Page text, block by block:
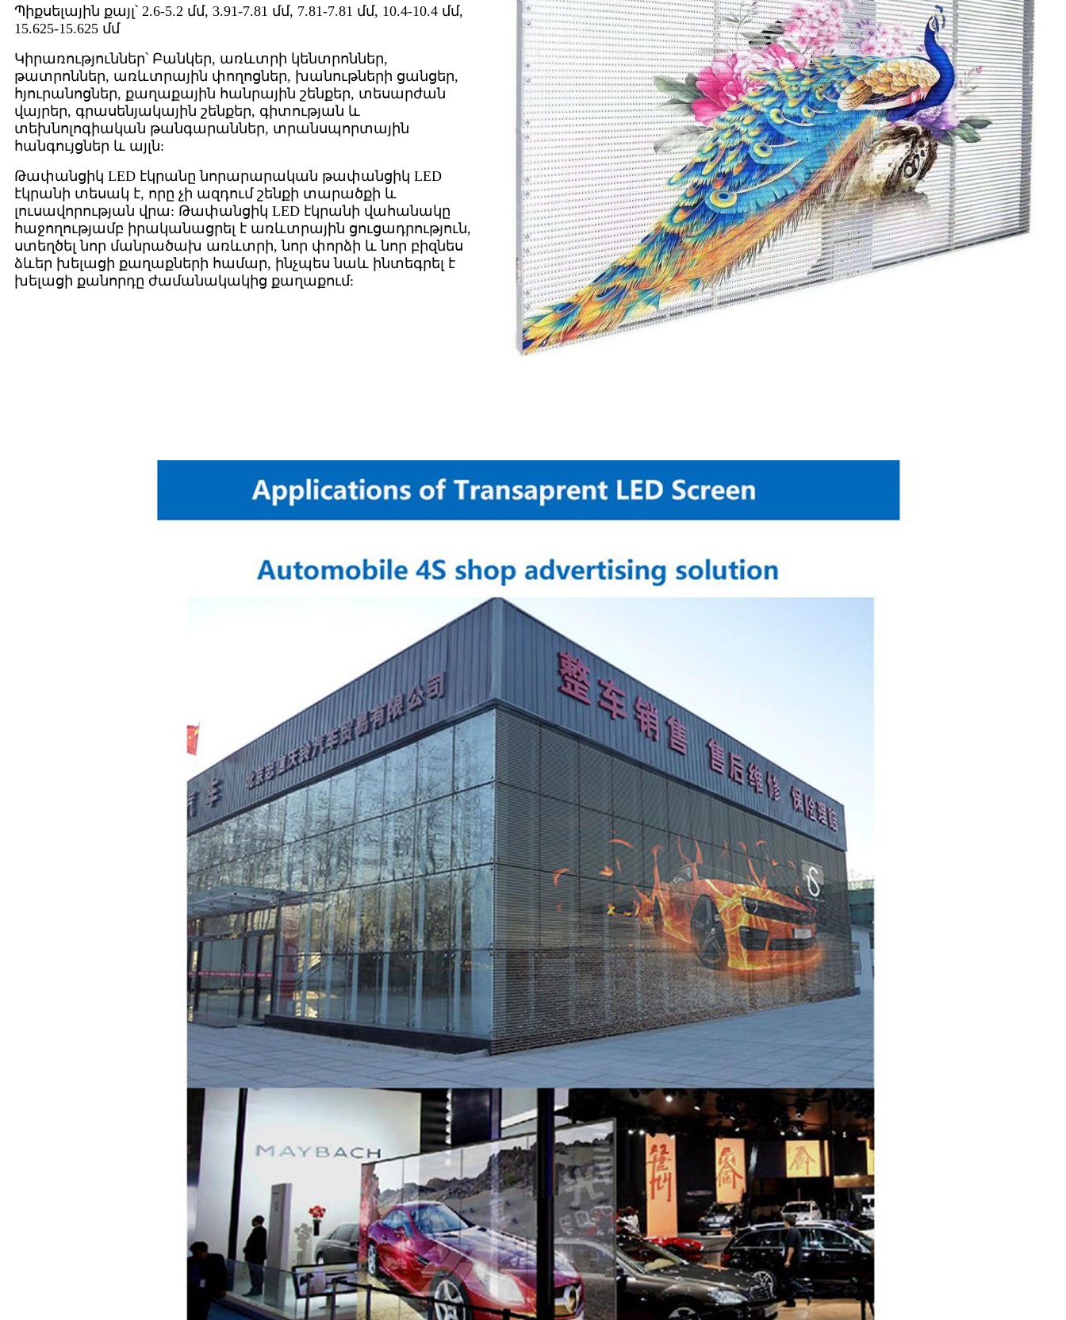
Պիքսելային քայլ՝ 2.6-5.2 մմ, 3.91-7.81 մմ, 7.81-7.81 մմ, 10.4-10.4 մմ,
15.625-15.625 մմ
Կիրառություններ՝ Բանկեր, առևտրի կենտրոններ,
թատրոններ, առևտրային փողոցներ, խանութների ցանցեր,
հյուրանոցներ, քաղաքային հանրային շենքեր, տեսարժան
վայրեր, գրասենյակային շենքեր, գիտության և
տեխնոլոգիական թանգարաններ, տրանսպորտային
հանգույցներ և այլն:
Թափանցիկ LED էկրանը նորարարական թափանցիկ LED
էկրանի տեսակ է, որը չի ազդում շենքի տարածքի և
լուսավորության վրա: Թափանցիկ LED էկրանի վահանակը
հաջողությամբ իրականացրել է առևտրային ցուցադրություն,
ստեղծել նոր մանրածախ առևտրի, նոր փորձի և նոր բիզնես
ձևեր խելացի քաղաքների համար, ինչպես նաև ինտեգրել է
խելացի քանորդը ժամանակակից քաղաքում: